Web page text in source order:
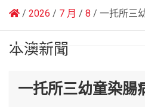
2026 7 月 8 一托所三
本澳新聞
一托所三幼童染腸